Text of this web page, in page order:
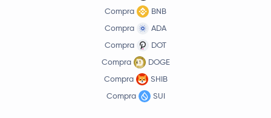
Compra
BNB
Compra
ADA
Compra
DOT
Compra
DOGE
Compra
SHIB
Compra
SUI